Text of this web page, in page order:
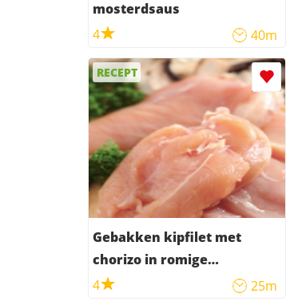
mosterdsaus
4
40m
RECEPT
Gebakken kipfilet met
chorizo in romige
mosterdsaus
4 25m